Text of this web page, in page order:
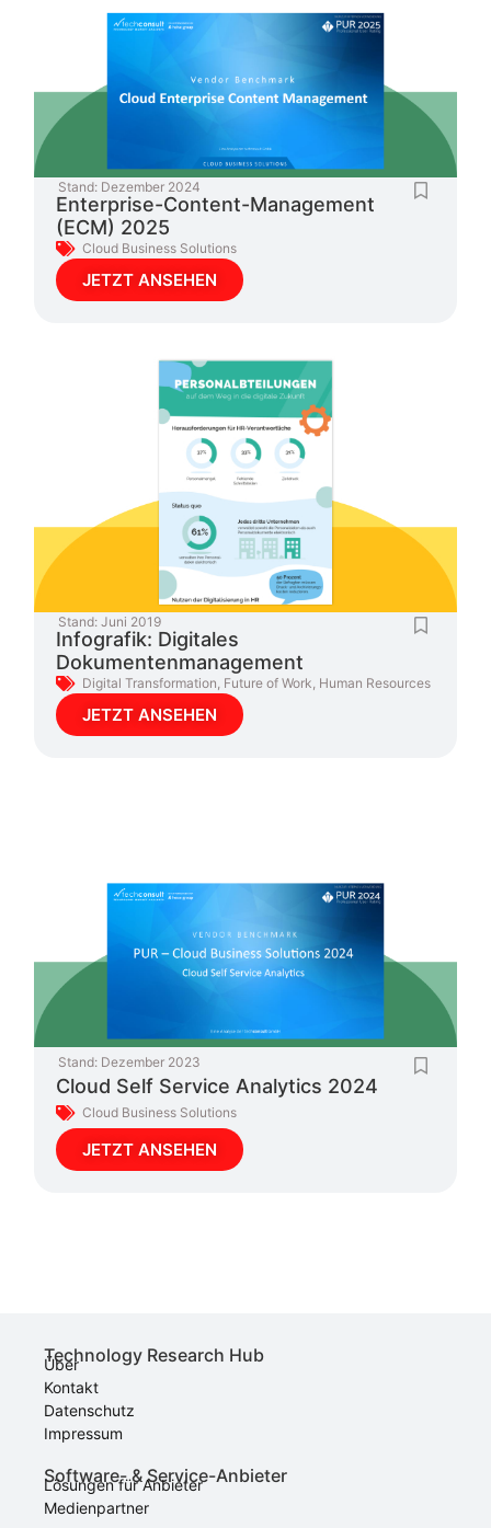
Stand: Dezember 2024
Enterprise-Content-Management
(ECM) 2025
Cloud Business Solutions
JETZT ANSEHEN
Stand: Juni 2019
Infografik: Digitales
Dokumentenmanagement
Digital Transformation Future of Work Human Resources
JETZT ANSEHEN
Stand: Dezember 2023
Cloud Self Service Analytics 2024
Cloud Business Solutions
JETZT ANSEHEN
Technology Research Hub
Über
Kontakt
Datenschutz
Impressum
Software- & Service-Anbieter
Lösungen für Anbieter
Medienpartner